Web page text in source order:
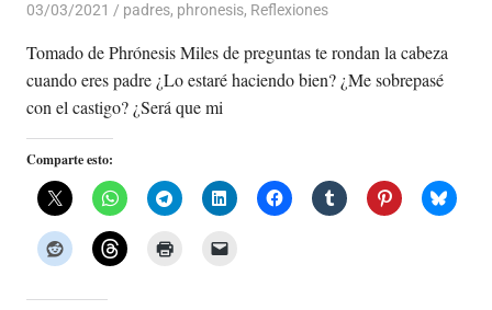
03/03/2021 De todo un Poco
padres, phronesis, Reflexiones
Tomado de Phrónesis Miles de preguntas te rondan la cabeza
cuando eres padre ¿Lo estaré haciendo bien? ¿Me sobrepasé
con el castigo? ¿Será que mi
Comparte esto: